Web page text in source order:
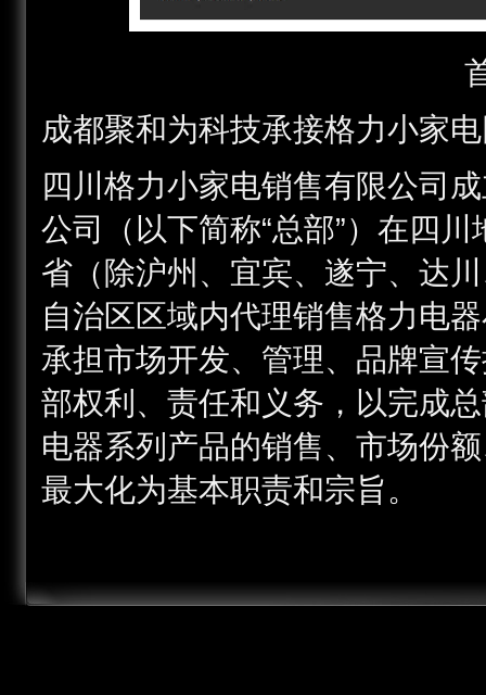
成都聚和为科技承接格力小家
四川格力小家电销售有限公司
公司（以下简称“总部”）在四
省（除沪州、宜宾、遂宁、达
自治区区域内代理销售格力电
承担市场开发、管理、品牌宣
部权利、责任和义务，以完成
电器系列产品的销售、市场份
最大化为基本职责和宗旨。